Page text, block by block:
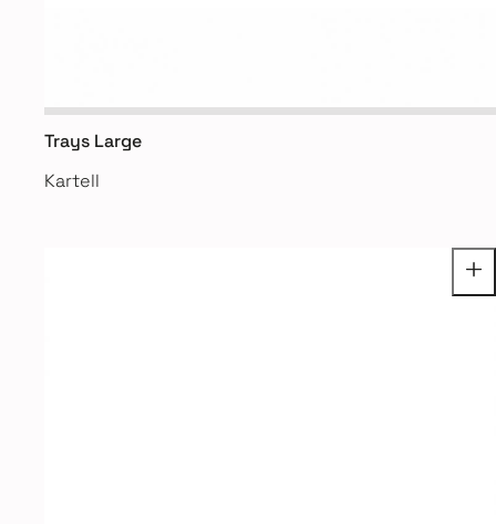
Trays Large
Kartell